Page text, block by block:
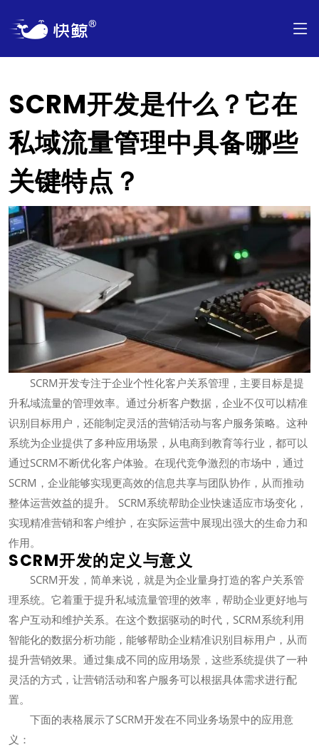
SCRM开发是什么？它在
私域流量管理中具备哪些
关键特点？
SCRM开发专注于企业个性化客户关系管理，主要目标是提
升私域流量的管理效率。通过分析客户数据，企业不仅可以精准
识别目标用户，还能制定灵活的营销活动与客户服务策略。这种
系统为企业提供了多种应用场景，从电商到教育等行业，都可以
通过SCRM不断优化客户体验。在现代竞争激烈的市场中，通过
SCRM，企业能够实现更高效的信息共享与团队协作，从而推动
整体运营效益的提升。 SCRM系统帮助企业快速适应市场变化，
实现精准营销和客户维护，在实际运营中展现出强大的生命力和
作用。
SCRM开发的定义与意义
SCRM开发，简单来说，就是为企业量身打造的客户关系管
理系统。它着重于提升私域流量管理的效率，帮助企业更好地与
客户互动和维护关系。在这个数据驱动的时代，SCRM系统利用
智能化的数据分析功能，能够帮助企业精准识别目标用户，从而
提升营销效果。通过集成不同的应用场景，这些系统提供了一种
灵活的方式，让营销活动和客户服务可以根据具体需求进行配
置。
下面的表格展示了SCRM开发在不同业务场景中的应用意
义：